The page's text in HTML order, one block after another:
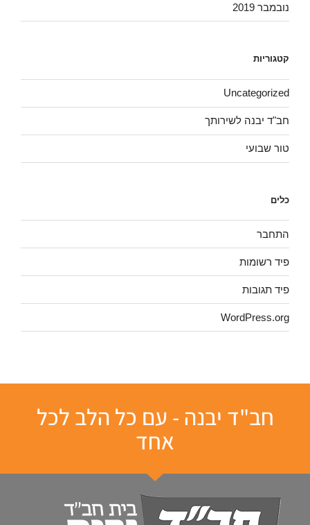
נובמבר 2019
קטגוריות
Uncategorized
חב"ד יבנה לשירותך
טור שבועי
כלים
התחבר
פיד רשומות
פיד תגובות
WordPress.org
חב"ד יבנה - עם כל הלב לכל
אחד